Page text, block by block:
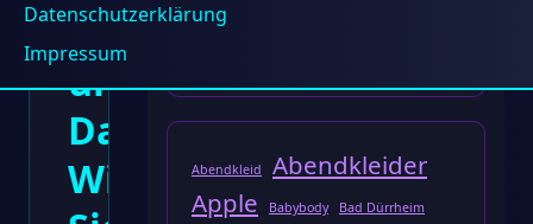
Datenschutzerklärung
Impressum
Plesk
und
Datenbankoptimierung:
Wie
Abendkleid
Abendkleider
Apple
Babybody Bad Dürrheim